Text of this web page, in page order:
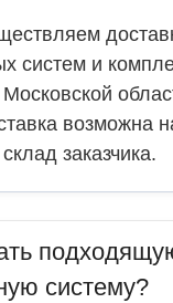
систем и
возможна
заказчика.
систему?